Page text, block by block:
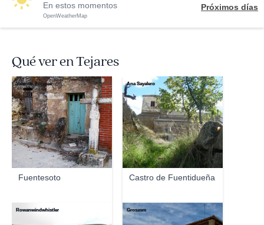
En estos momentos
OpenWeatherMap
Próximos días
Qué ver en Tejares
Fuentesoto
Valentín Enrique
Castro de Fuentidueña
Ana Sayalero
Rowanwindwhistler Grosasm